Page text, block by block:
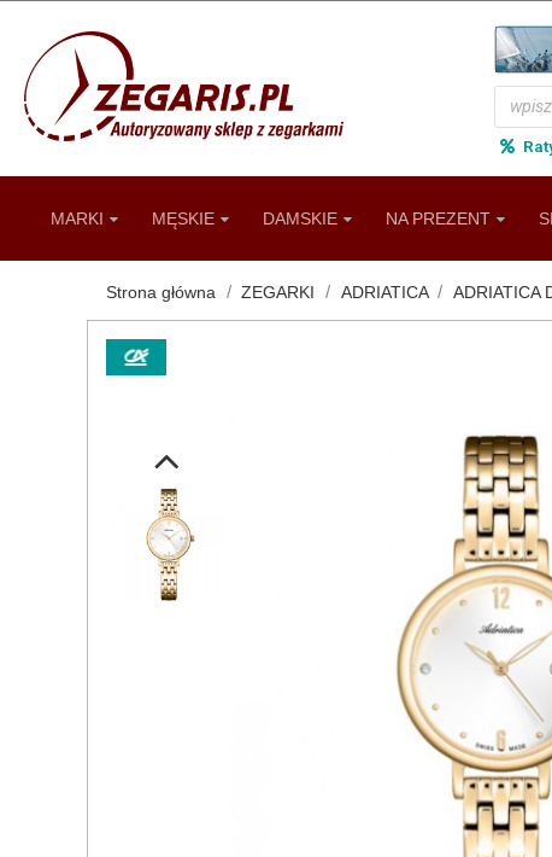
MARKI MĘSKIE DAMSKIE NA PREZENT
Strona główna ZEGARKI ADRIATICA ADRIATICA